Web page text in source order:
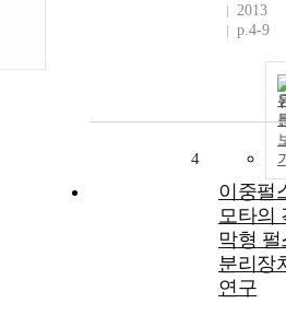
2013
p.4-9
4
이중펄
모타의
막형 펄
분리장
연구